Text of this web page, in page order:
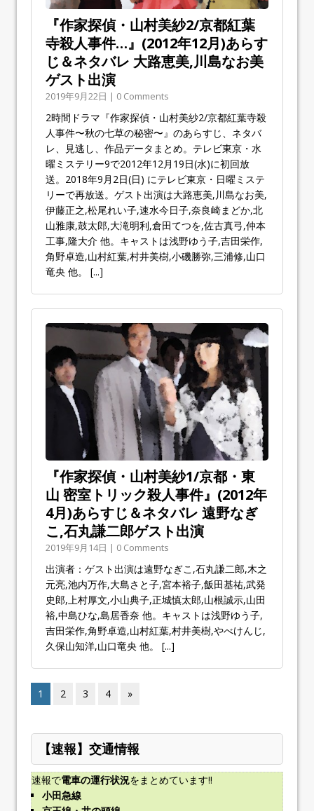
『作家探偵・山村美紗2/京都紅葉
寺殺人事件…』(2012年12月)あらす
じ＆ネタバレ 大路恵美,川島なお美
ゲスト出演
2019年9月22日 | 0 Comments
2時間ドラマ『作家探偵・山村美紗2/京都紅葉寺殺
人事件〜秋の七草の秘密〜』のあらすじ、ネタバ
レ、見逃し、作品データまとめ。テレビ東京・水
曜ミステリー9で2012年12月19日(水)に初回放
送。2018年9月2日(日) にテレビ東京・日曜ミステ
リーで再放送。ゲスト出演は大路恵美,川島なお美,
伊藤正之,松尾れい子,速水今日子,奈良崎まどか,北
山雅康,鼓太郎,大滝明利,倉田てつを,佐古真弓,仲本
工事,隆大介 他。キャストは浅野ゆう子,吉田栄作,
角野卓造,山村紅葉,村井美樹,小磯勝弥,三浦修,山口
竜央 他。 [...]
『作家探偵・山村美紗1/京都・東
山 密室トリック殺人事件』(2012年
4月)あらすじ＆ネタバレ 遠野なぎ
こ,石丸謙二郎ゲスト出演
2019年9月14日 | 0 Comments
出演者：ゲスト出演は遠野なぎこ,石丸謙二郎,木之
元亮,池内万作,大島さと子,宮本裕子,飯田基祐,武発
史郎,上村厚文,小山典子,正城慎太郎,山根誠示,山田
裕,中島ひな,島居香奈 他。キャストは浅野ゆう子,
吉田栄作,角野卓造,山村紅葉,村井美樹,やべけんじ,
久保山知洋,山口竜央 他。 [...]
1 2 3 4 »
【速報】交通情報
速報で電車の運行状況をまとめています!!
小田急線